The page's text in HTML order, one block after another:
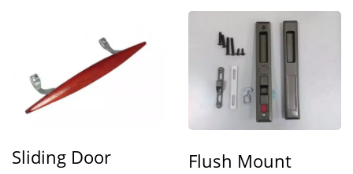
Sliding Door
Flush Mount